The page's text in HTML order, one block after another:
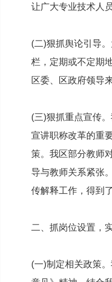
让广大专业技术人
(二)狠抓舆论引导
栏，定期或不定期
区委、区政府领导
(三)狠抓重点宣传
宣讲职称改革的重
策。我区部分教师
导与教师关系紧张
传解释工作，得到
二、抓岗位设置，
(一)制定相关政策